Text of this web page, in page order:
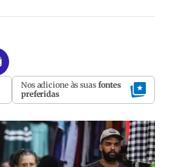
Nos adicione às suas fontes
preferidas